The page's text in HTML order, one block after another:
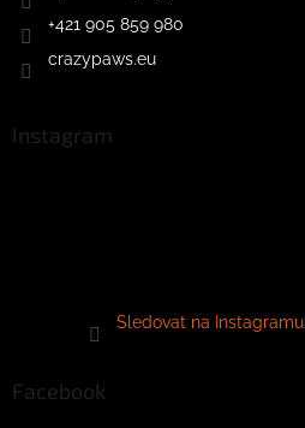
+421 905 859 980
crazypaws.eu
Instagram
Sledovat na Instagramu
Facebook